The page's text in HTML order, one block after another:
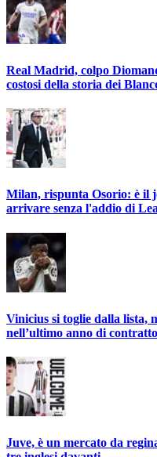
Real Madrid, colpo
costosi della storia dei
Milan, rispunta Osorio: è il
arrivare senza l'addio di
Vinicius si toglie dalla lista,
nell’ultimo anno di
Juve, è un mercato da